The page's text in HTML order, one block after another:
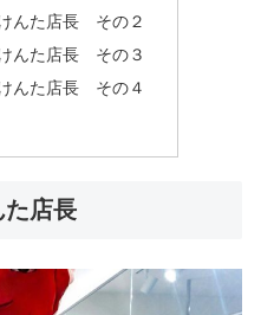
んた店長 その２
んた店長 その３
んた店長 その４
た店長